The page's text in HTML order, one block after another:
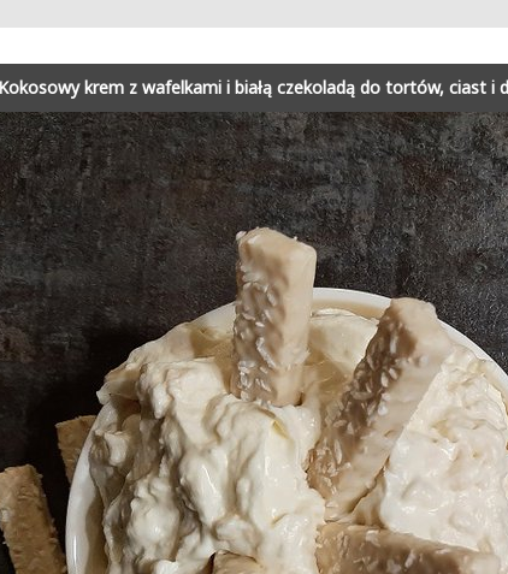
Kokosowy krem z wafelkami i białą czekoladą do tortów, ciast i